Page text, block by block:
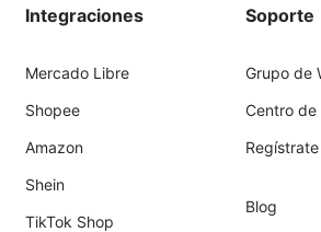
Integraciones
Mercado Libre
Shopee
Amazon
Shein
TikTok Shop
Soporte
Grupo de
Centro de
Blog